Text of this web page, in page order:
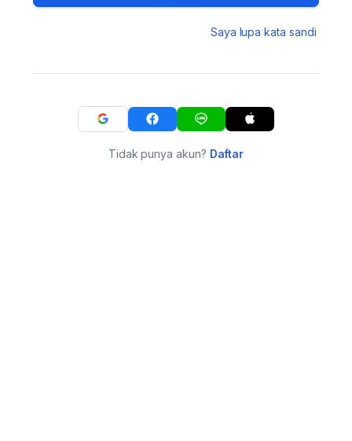
Saya lupa kata sandi
Tidak punya akun? Daftar